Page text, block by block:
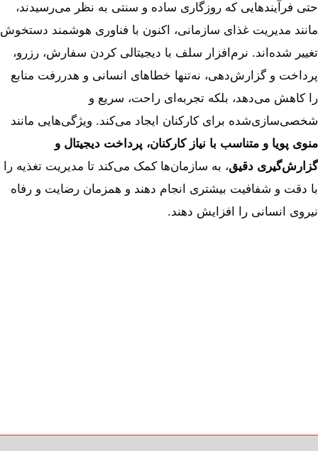
حتی فرآیندهایی که روزگاری ساده و سنتی به نظر می‌رسیدند،
مانند مدیریت غذای سازمانی، اکنون با فناوری هوشمند دستخوش
تغییر شده‌اند. نرم‌افزار سلف با دیجیتالی کردن سفارش، رزرو،
پرداخت و گزارش‌دهی، نه‌تنها خطاهای انسانی و هدررفت منابع
را کاهش می‌دهد، بلکه تجربه‌ای راحت، سریع و
شخصی‌سازی‌شده برای کارکنان ایجاد می‌کند. ویژگی‌هایی مانند
منوی پویا و متناسب با نیاز کارکنان، پرداخت دیجیتال و
گزارش‌گیری دقیق، به سازمان‌ها کمک می‌کند تا مدیریت تغذیه را
با دقت و شفافیت بیشتری انجام دهند و همزمان رضایت و رفاه
نیروی انسانی را افزایش دهند.